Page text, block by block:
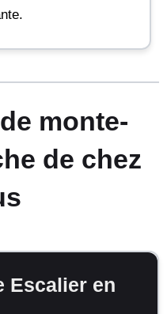
monte-
de chez
Escalier en